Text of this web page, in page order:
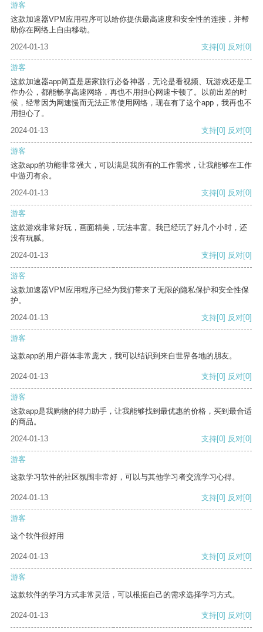
游客
这款加速器VPM应用程序可以给你提供最高速度和安全性的连接，并帮
助你在网络上自由移动。
2024-01-13
支持[0] 反对[0]
游客
这款加速器app简直是居家旅行必备神器，无论是看视频、玩游戏还是工
作办公，都能畅享高速网络，再也不用担心网速卡顿了。以前出差的时
候，经常因为网速慢而无法正常使用网络，现在有了这个app，我再也不
用担心了。
2024-01-13
支持[0] 反对[0]
游客
这款app的功能非常强大，可以满足我所有的工作需求，让我能够在工作
中游刃有余。
2024-01-13
支持[0] 反对[0]
游客
这款游戏非常好玩，画面精美，玩法丰富。我已经玩了好几个小时，还
没有玩腻。
2024-01-13
支持[0] 反对[0]
游客
这款加速器VPM应用程序已经为我们带来了无限的隐私保护和安全性保
护。
2024-01-13
支持[0] 反对[0]
游客
这款app的用户群体非常庞大，我可以结识到来自世界各地的朋友。
2024-01-13 支持[0] 反对[0]
游客
这款app是我购物的得力助手，让我能够找到最优惠的价格，买到最合适
的商品。
2024-01-13
支持[0] 反对[0]
游客
这款学习软件的社区氛围非常好，可以与其他学习者交流学习心得。
2024-01-13 支持[0] 反对[0]
游客
这个软件很好用
2024-01-13 支持[0] 反对[0]
游客
这款软件的学习方式非常灵活，可以根据自己的需求选择学习方式。
2024-01-13 支持[0] 反对[0]